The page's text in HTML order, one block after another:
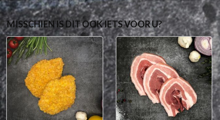
MISSCHIEN IS DIT OOK IETS VOOR U?